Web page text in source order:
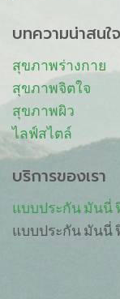
บทความน่าสนใจ
สุขภาพร่างกาย
สุขภาพจิตใจ
สุขภาพผิว
ไลฟ์สไตล์
บริการของเรา
แบบประกัน มันนี่
แบบประกัน มันนี่